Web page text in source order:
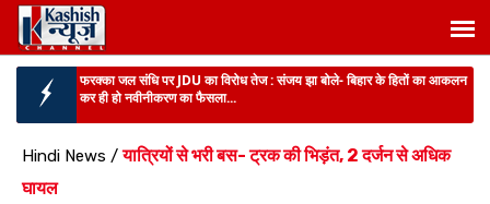
फरक्का जल संधि पर JDU का विरोध तेज :संजय झा बोले- बिहार के हितों का आकलन
कर ही हो नवीनीकरण का फैसला...
का अनुपूरक...
Hindi News / यात्रियों से भरी बस- ट्रक की भिड़ंत, 2 दर्जन से अधिक
घायल